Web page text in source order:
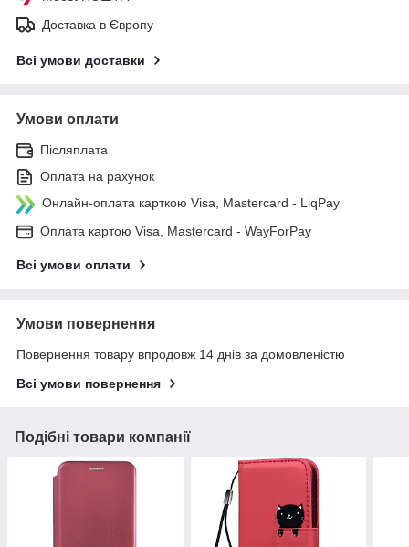
Доставка в Європу
Всі умови доставки
Умови оплати
Післяплата
Оплата на рахунок
Онлайн-оплата карткою Visa, Mastercard - LiqPay
Оплата картою Visa, Mastercard - WayForPay
Всі умови оплати
Умови повернення
Повернення товару впродовж 14 днів за домовленістю
Всі умови повернення
Подібні товари компанії